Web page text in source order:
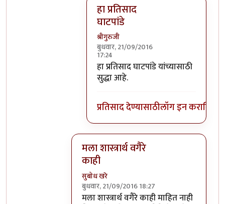
हा प्रतिसाद
घाटपांडे
श्रीगुरुजी
बुधवार, 21/09/2016
17:24
In reply toOk. Sorry. नारळाची शेंडी व
हा प्रतिसाद घाटपांडे यांच्यासाठी
सुद्धा आहे.
प्रतिसाद देण्यासाठीलॉग इन कराकिंवा
मला शास्त्रार्थ वगैरे
काही
सुबोध खरे
बुधवार, 21/09/2016 18:27
In reply toआत्मबंधवाल्यानी `कोहळा म्हणजे
मला शास्त्रार्थ वगैरे काही माहित नाही